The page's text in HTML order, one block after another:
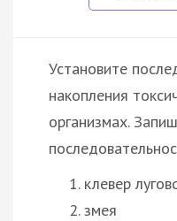
Установите
накопления
организмах.
клевер
змея